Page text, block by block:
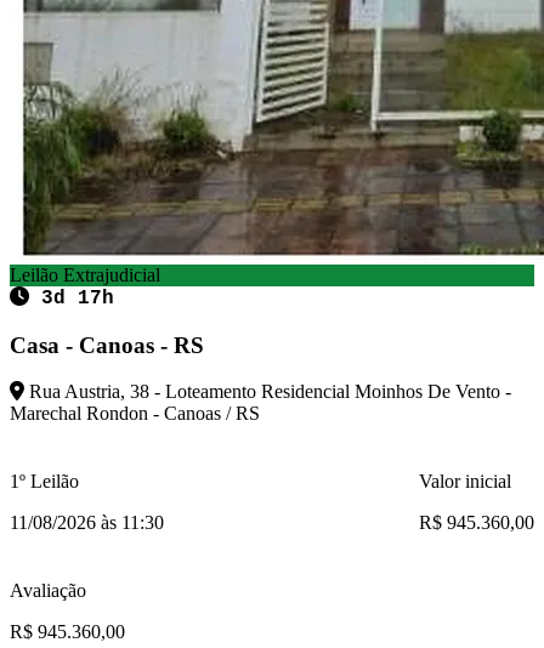
Leilão Extrajudicial
3d 17h
Casa - Canoas - RS
Rua Austria, 38 - Loteamento Residencial Moinhos De Vento -
Marechal Rondon - Canoas / RS
1º Leilão
11/08/2026 às 11:30
Valor inicial
R$ 945.360,00
Avaliação
R$ 945.360,00